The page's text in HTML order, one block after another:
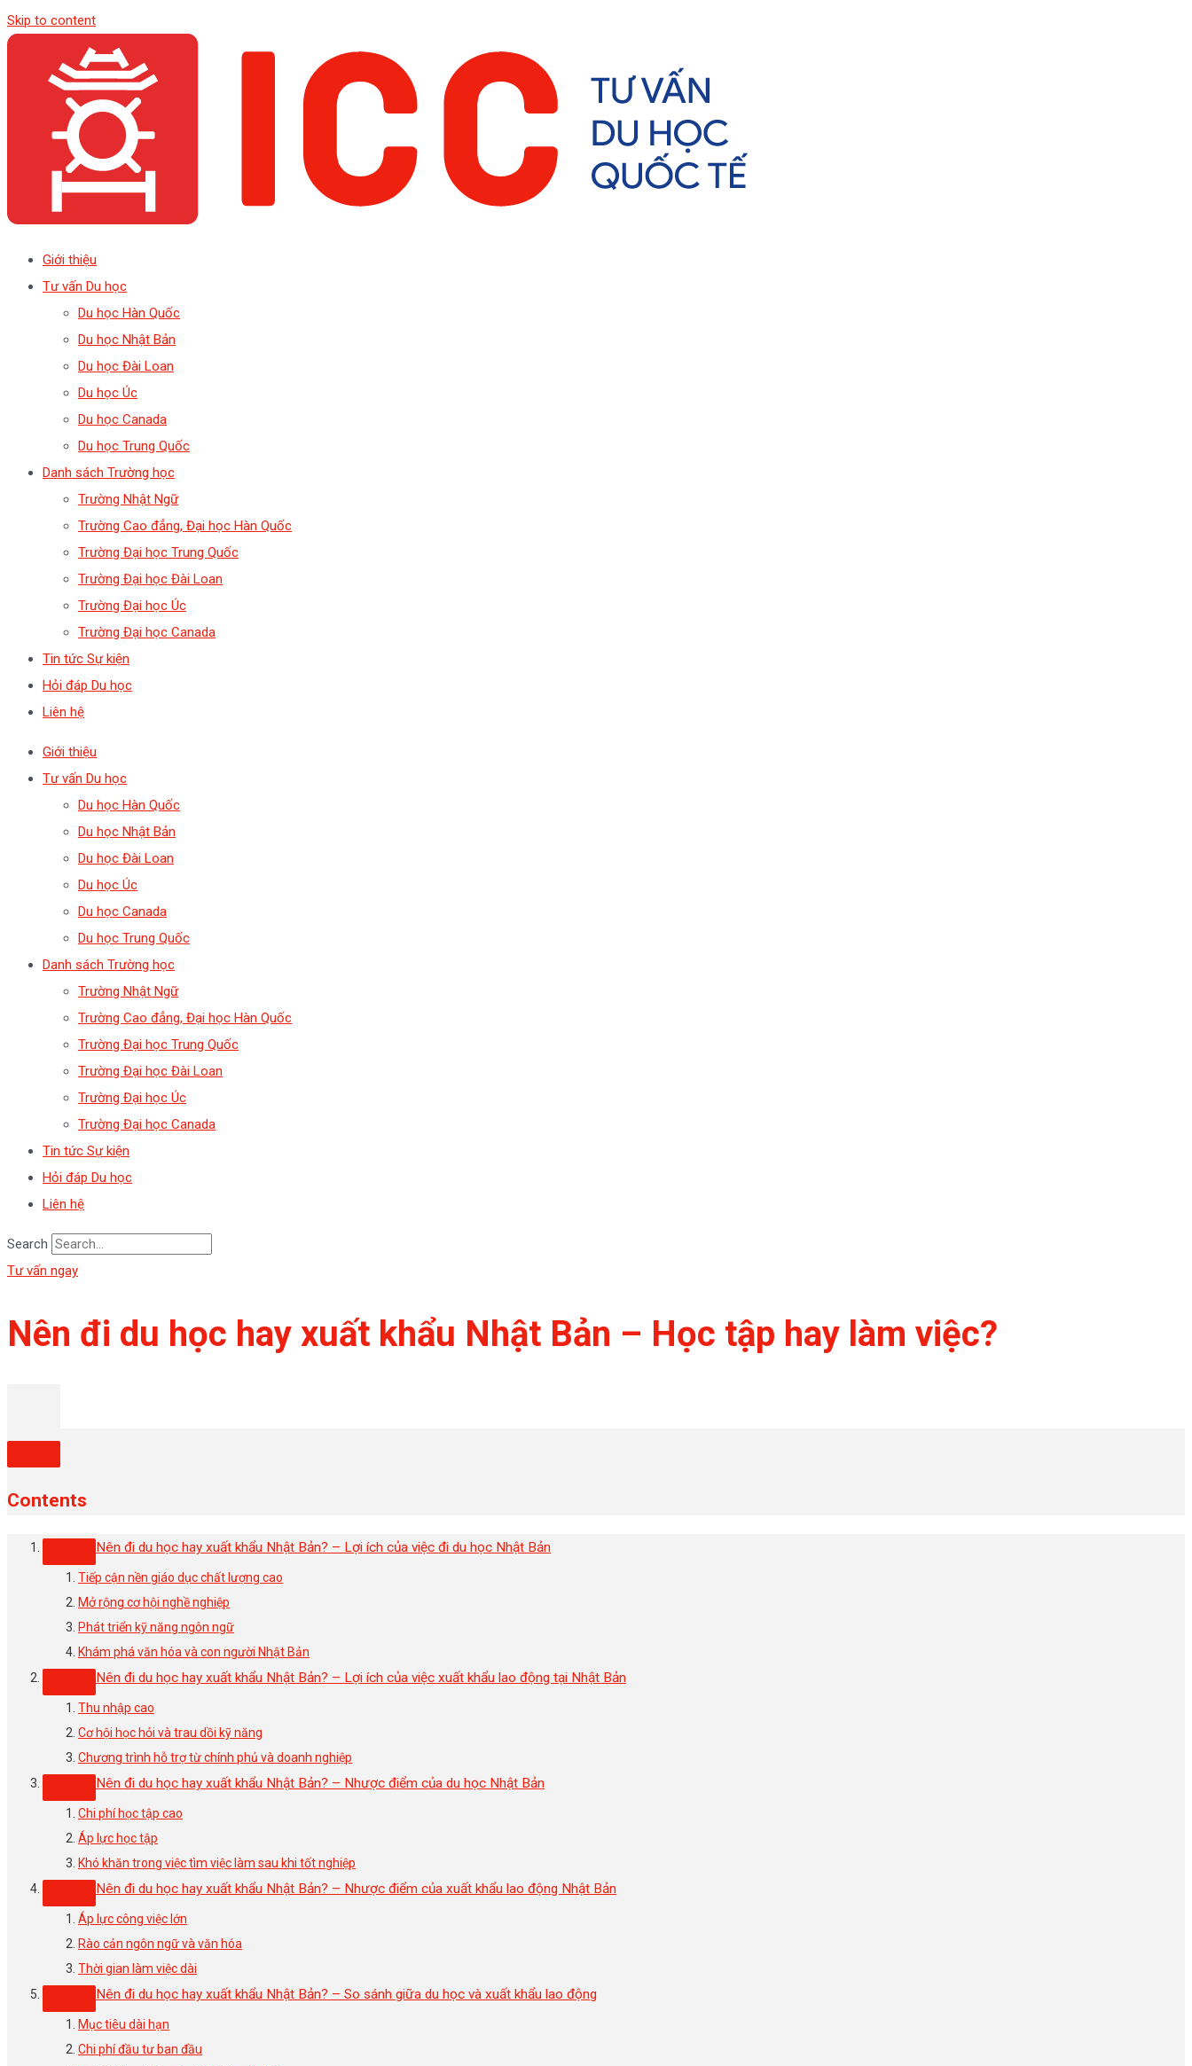
Skip to content
Giới thiệu
Tư vấn Du học
Du học Hàn Quốc
Du học Nhật Bản
Du học Đài Loan
Du học Úc
Du học Canada
Du học Trung Quốc
Danh sách Trường học
Trường Nhật Ngữ
Trường Cao đẳng, Đại học Hàn Quốc
Trường Đại học Trung Quốc
Trường Đại học Đài Loan
Trường Đại học Úc
Trường Đại học Canada
Tin tức Sự kiện
Hỏi đáp Du học
Liên hệ
Giới thiệu
Tư vấn Du học
Du học Hàn Quốc
Du học Nhật Bản
Du học Đài Loan
Du học Úc
Du học Canada
Du học Trung Quốc
Danh sách Trường học
Trường Nhật Ngữ
Trường Cao đẳng, Đại học Hàn Quốc
Trường Đại học Trung Quốc
Trường Đại học Đài Loan
Trường Đại học Úc
Trường Đại học Canada
Tin tức Sự kiện
Hỏi đáp Du học
Liên hệ
Search
Tư vấn ngay
Nên đi du học hay xuất khẩu Nhật Bản – Học tập hay làm việc?
Contents
Nên đi du học hay xuất khẩu Nhật Bản? – Lợi ích của việc đi du học Nhật Bản
Tiếp cận nền giáo dục chất lượng cao
Mở rộng cơ hội nghề nghiệp
Phát triển kỹ năng ngôn ngữ
Khám phá văn hóa và con người Nhật Bản
Nên đi du học hay xuất khẩu Nhật Bản? – Lợi ích của việc xuất khẩu lao động tại Nhật Bản
Thu nhập cao
Cơ hội học hỏi và trau dồi kỹ năng
Chương trình hỗ trợ từ chính phủ và doanh nghiệp
Nên đi du học hay xuất khẩu Nhật Bản? – Nhược điểm của du học Nhật Bản
Chi phí học tập cao
Áp lực học tập
Khó khăn trong việc tìm việc làm sau khi tốt nghiệp
Nên đi du học hay xuất khẩu Nhật Bản? – Nhược điểm của xuất khẩu lao động Nhật Bản
Áp lực công việc lớn
Rào cản ngôn ngữ và văn hóa
Thời gian làm việc dài
Nên đi du học hay xuất khẩu Nhật Bản? – So sánh giữa du học và xuất khẩu lao động
Mục tiêu dài hạn
Chi phí đầu tư ban đầu